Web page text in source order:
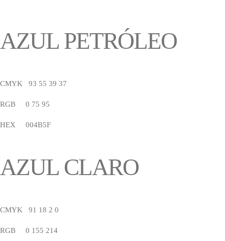
AZUL PETRÓLEO
CMYK 93 55 39 37
RGB 0 75 95
HEX 004B5F
AZUL CLARO
CMYK 91 18 2 0
RGB 0 155 214